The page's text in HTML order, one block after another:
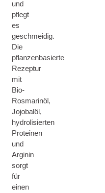
und
pflegt
es
geschmeidig.
Die
pflanzenbasierte
Rezeptur
mit
Bio-
Rosmarinöl,
Jojobalöl,
hydrolisierten
Proteinen
und
Arginin
sorgt
für
einen